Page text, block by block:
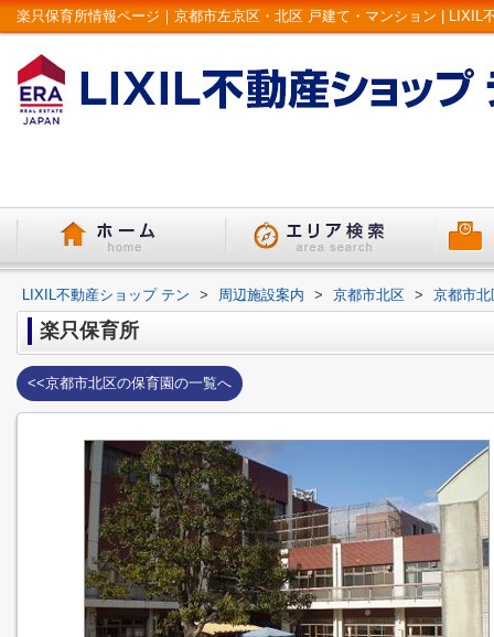
楽只保育所情報ページ｜京都市左京区・北区 戸建て・マンション | LIXIL
LIXIL不動産ショップ テン > 周辺施設案内 > 京都市北区 > 京都市
楽只保育所
<<京都市北区の保育園の一覧へ